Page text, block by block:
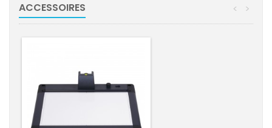
ACCESSOIRES >
<